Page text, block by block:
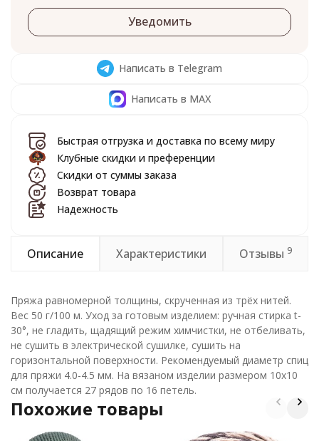
Уведомить
Написать в Telegram
Написать в MAX
Быстрая отгрузка и доставка по всему миру
Клубные скидки и преференции
Скидки от суммы заказа
Возврат товара
Надежность
Описание Характеристики Отзывы 9
Пряжа равномерной толщины, скрученная из трёх нитей.
Вес 50 г/100 м. Уход за готовым изделием: ручная стирка t-
30°, не гладить, щадящий режим химчистки, не отбеливать,
не сушить в электрической сушилке, сушить на
горизонтальной поверхности. Рекомендуемый диаметр спиц
для пряжи 4.0-4.5 мм. На вязаном изделии размером 10х10
см получается 27 рядов по 16 петель.
Похожие товары